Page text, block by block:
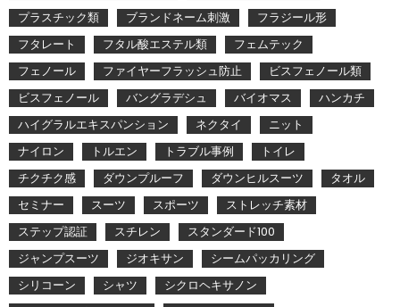
プラスチック類
ブランドネーム刺激
フラジール形
フタレート
フタル酸エステル類
フェムテック
フェノール
ファイヤーフラッシュ防止
ビスフェノール類
ビスフェノール
バングラデシュ バイオマス
ハンカチ
ハイグラルエキスパンション
ネクタイ
ニット
ナイロン
トルエン トラブル事例
トイレ
チクチク感
ダウンプルーフ ダウンヒルスーツ
タオル
セミナー
スーツ スポーツ
ストレッチ素材
ステップ認証
スチレン
スタンダード100
ジャンプスーツ
ジオキサン
シームパッカリング
シリコーン
シャツ
シクロヘキサノン